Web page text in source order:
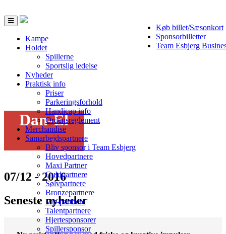
Køb billet/Sæsonkort
Sponsorbilletter
Team Esbjerg
Toggle
navigation
Kampe
Holdet
Spillerne
Sportslig ledelse
Nyheder
Praktisk info
Priser
Parkeringsforhold
Handicap info
Ordensreglement
Merchandise
Samarbejdspartnere
Bliv sponsor i Team Esbjerg
Hovedpartnere
Maxi Partner
Guldpartnere
Sølvpartnere
Bronzepartnere
Vip-partnere
Talentpartnere
Hjertesponsorer
Spillersponsor
Dan-El
07/12 - 2016
Seneste nyheder